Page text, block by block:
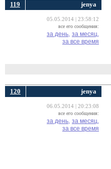
119 jenya
05.05.2014 | 23:58:12
все его сообщения:
за день, за месяц,
за все время
120 jenya
06.05.2014 | 20:23:08
все его сообщения:
за день, за месяц,
за все время